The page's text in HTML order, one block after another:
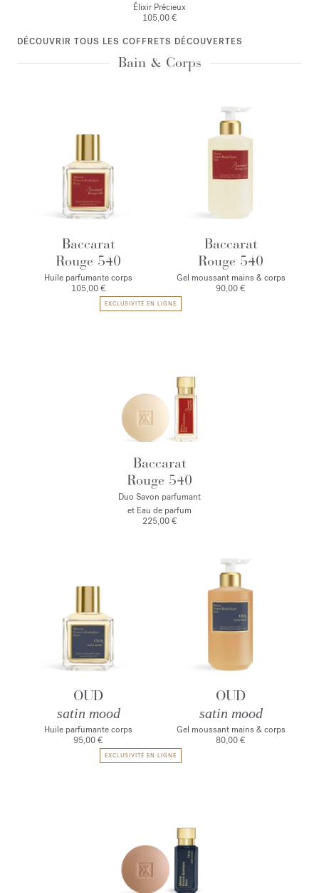
Élixir Précieux
105,00 €
DÉCOUVRIR TOUS LES COFFRETS DÉCOUVERTES
Bain & Corps
Baccarat
Rouge 540
Huile parfumante corps
105,00 €
Baccarat
Rouge 540
Gel moussant mains & corps
90,00 €
EXCLUSIVITÉ EN LIGNE
Baccarat
Rouge 540
Duo Savon parfumant
et Eau de parfum
225,00 €
OUD
satin mood
Huile parfumante corps
95,00 €
OUD
satin mood
Gel moussant mains & corps
80,00 €
EXCLUSIVITÉ EN LIGNE